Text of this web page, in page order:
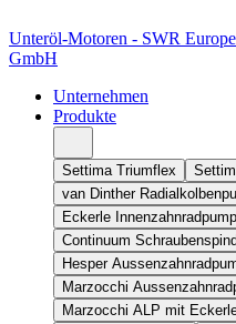
Unteröl-Motoren - SWR
GmbH
Unternehmen
Produkte
Settima Triumflex
van Dinther
Eckerle
Continuum
Hesper
Marzocchi
Marzocchi ALP mit